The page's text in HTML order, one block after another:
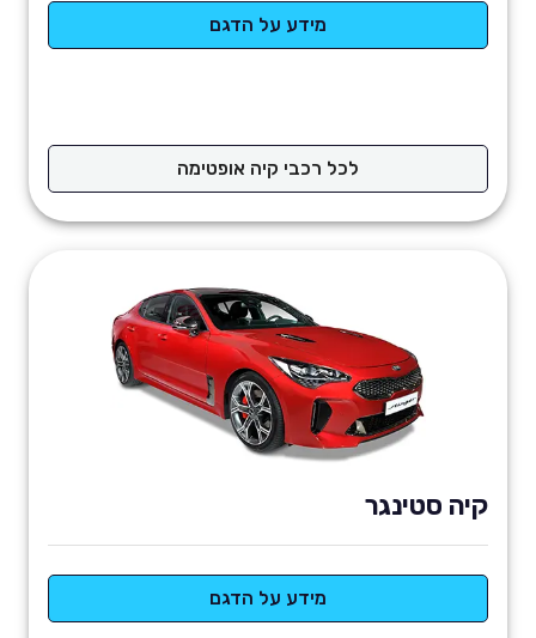
מידע על הדגם
לכל רכבי קיה אופטימה
קיה סטינגר
מידע על הדגם